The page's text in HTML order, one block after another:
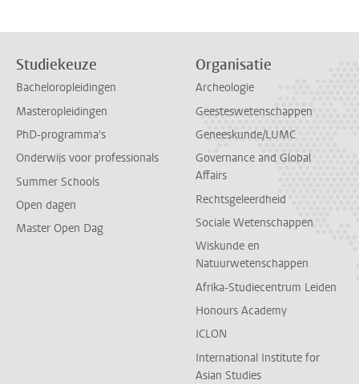
Studiekeuze
Bacheloropleidingen
Masteropleidingen
PhD-programma's
Onderwijs voor professionals
Summer Schools
Open dagen
Master Open Dag
Organisatie
Archeologie
Geesteswetenschappen
Geneeskunde/LUMC
Governance and Global
Affairs
Rechtsgeleerdheid
Sociale Wetenschappen
Wiskunde en
Natuurwetenschappen
Afrika-Studiecentrum Leiden
Honours Academy
ICLON
International Institute for
Asian Studies